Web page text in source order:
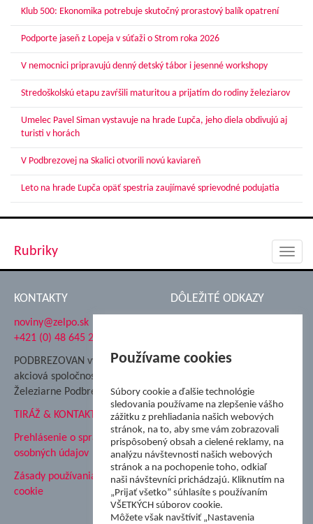
Klub 500: Ekonomika potrebuje skutočný prorastový balík opatrení
Podporte jaseň z Lopeja v súťaži o Strom roka 2026
V nemocnici pripravujú denný detský tábor i jesenné workshopy
Stredoškolskú etapu zavŕšili maturitou a prijatím do rodiny železiarov
Umelec Pavel Siman vystavuje na hrade Ľupča, jeho diela obdivujú aj
turisti v horách
V Podbrezovej na Skalici otvorili novú kaviareň
Leto na hrade Ľupča opäť spestria zaujímavé sprievodné podujatia
Rubriky
KONTAKTY
noviny@zelpo.sk
+421 (0) 48 645 2711
PODBREZOVAN vydáva
akciová spoločnosť
Železiarne Podbrezová
TIRÁŽ & KONTAKT
Prehlásenie o spracovaní
osobných údajov
Zásady používania súborov
cookie
DÔLEŽITÉ ODKAZY
Nadácia Železiarne
ŽP Informatika s.r.o.
ŠK Železiarne Podbrezová
Tále a.s.
Používame cookies
Súbory cookie a ďalšie technológie
sledovania používame na zlepšenie vášho
zážitku z prehliadania našich webových
stránok, na to, aby sme vám zobrazovali
prispôsobený obsah a cielené reklamy, na
analýzu návštevnosti našich webových
stránok a na pochopenie toho, odkiaľ
naši návštevníci prichádzajú. Kliknutím na
„Prijať všetko” súhlasíte s používaním
VŠETKÝCH súborov cookie.
Môžete však navštíviť „Nastavenia